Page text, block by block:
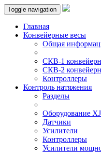
Toggle navigation
Главная
Конвейерные весы
Общая
СКВ-1
СКВ-2
Контроллеры
Контроль натяжения
Разделы
Оборудование
Датчики
Усилители
Контроллеры
Усилители